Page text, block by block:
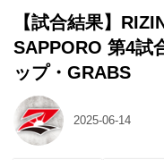
【試合結果】
SAPPORO 第4試
ップ・GRABS
2025-06-14